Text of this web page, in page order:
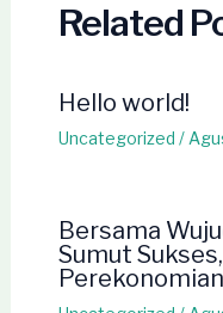
Related
Hello world!
Uncategorized /
Bersama
Sumut